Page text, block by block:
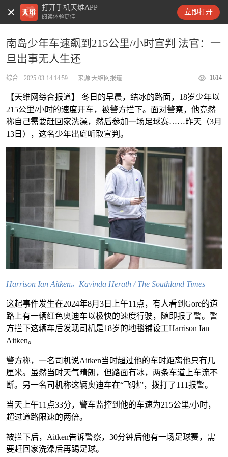
打开手机天维APP
阅读体验更佳
立即打开
天维新闻
南岛少年车速飙到215公里/小时宣判 法官：一
旦出事无人生还
综合 2025-03-14 14:59 来源:天维网报道 1614
【天维网综合报道】 冬日的早晨，结冰的路面，18岁少年以
215公里/小时的速度开车，被警方拦下。面对警察，他竟然
称自己需要赶回家洗澡，然后参加一场足球赛……昨天（3月
13日），这名少年出庭听取宣判。
Harrison Ian Aitken。Kavinda Herath / The Southland Times
这起事件发生在2024年8月3日上午11点，有人看到Gore的道
路上有一辆红色奥迪车以极快的速度行驶，随即报了警。警
方拦下这辆车后发现司机是18岁的地毯铺设工Harrison Ian
Aitken。
警方称，一名司机说Aitken当时超过他的车时距离他只有几
厘米。虽然当时天气晴朗，但路面有冰，两条车道上车流不
断。另一名司机称这辆奥迪车在“飞驰”，拨打了111报警。
当天上午11点33分，警车监控到他的车速为215公里/小时，
超过道路限速的两倍。
被拦下后，Aitken告诉警察，30分钟后他有一场足球赛，需
要赶回家洗澡后再踢足球。